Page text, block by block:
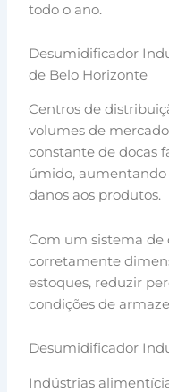
todo o ano.
Desumidificador
de Belo Horizonte
Centros de
volumes de
constante de docas
úmido, aumentando
danos aos produtos.
Com um sistema
corretamente
estoques, reduzir
condições de
Desumidificador
Indústrias